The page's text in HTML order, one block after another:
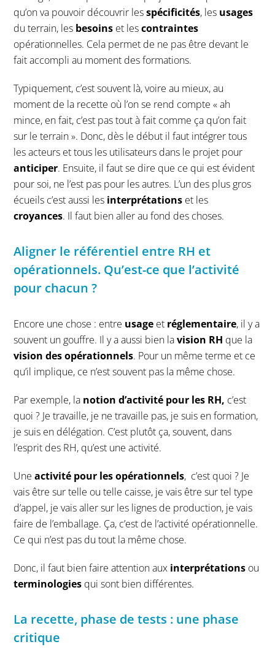
qu’on va pouvoir découvrir lesspécificités, les usages
du terrain, les besoins et lescontraintes
opérationnelles. Cela permet de ne pas être devant le
fait accompli au moment des formations.
Typiquement, c’est souvent là, voire au mieux, au
moment de la recette où l’on se rend compte « ah
mince, en fait, c’est pas tout à fait comme ça qu’on fait
sur le terrain ». Donc, dès le début il faut intégrer tous
les acteurs et tous les utilisateurs dans le projet pour
anticiper. Ensuite, il faut se dire que ce qui est évident
pour soi, ne l’est pas pour les autres. L’un des plus gros
écueils c’est aussi les interprétations et les
croyances. Il faut bien aller au fond des choses.
Aligner le référentiel entre RH et
opérationnels. Qu’est-ce que l’activité
pour chacun ?
Encore une chose : entre usage et réglementaire, il y a
souvent un gouffre. Il y a aussi bien lavision RH que la
vision des opérationnels. Pour un même terme et ce
qu’il implique, ce n’est souvent pas la même chose.
Par exemple, la notion d’activité pour les RH, c’est
quoi ? Je travaille, je ne travaille pas, je suis en formation,
je suis en délégation. C’est plutôt ça, souvent, dans
l’esprit des RH, qu’est une activité.
Uneactivité pour les opérationnels, c’est quoi ? Je
vais être sur telle ou telle caisse, je vais être sur tel type
d’appel, je vais aller sur les lignes de production, je vais
faire de l’emballage. Ça, c’est de l’activité opérationnelle.
Ce qui n’est pas du tout la même chose.
Donc, il faut bien faire attention aux interprétations ou
terminologies qui sont bien différentes.
La recette, phase de tests : une phase
critique